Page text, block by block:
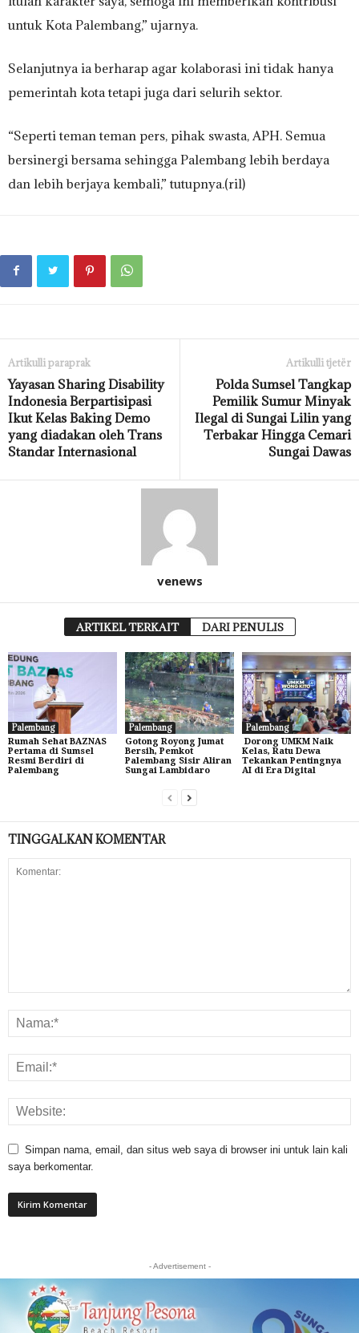
untuk Kota Palembang,” ujarnya.
Selanjutnya ia berharap agar kolaborasi ini tidak hanya
pemerintah kota tetapi juga dari selurih sektor.
“Seperti teman teman pers, pihak swasta, APH. Semua
bersinergi bersama sehingga Palembang lebih berdaya
dan lebih berjaya kembali,” tutupnya.(ril)
Artikulli paraprak
Yayasan Sharing Disability
Indonesia Berpartisipasi
Ikut Kelas Baking Demo
yang diadakan oleh Trans
Standar Internasional
Artikulli tjetër
Polda Sumsel Tangkap
Pemilik Sumur Minyak
Ilegal di Sungai Lilin yang
Terbakar Hingga Cemari
Sungai Dawas
venews
ARTIKEL TERKAIT DARI PENULIS
Palembang
Rumah Sehat BAZNAS
Pertama di Sumsel
Resmi Berdiri di
Palembang
Palembang
Gotong Royong Jumat
Bersih, Pemkot
Palembang Sisir Aliran
Sungai Lambidaro
Palembang
Dorong UMKM Naik
Kelas, Ratu Dewa
Tekankan Pentingnya
AI di Era Digital
TINGGALKAN KOMENTAR
Simpan nama, email, dan situs web saya di browser ini untuk lain kali
saya berkomentar.
- Advertisement -